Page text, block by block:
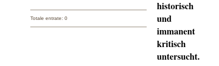
Totale entrate: 0
historisch
und
immanent
kritisch
untersucht.